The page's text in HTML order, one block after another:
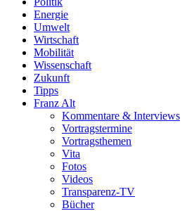
Energie
Umwelt
Wirtschaft
Mobilität
Wissenschaft
Zukunft
Tipps
Franz Alt
Kommentare & Interviews
Vortragstermine
Vortragsthemen
Vita
Fotos
Videos
Transparenz-TV
Bücher